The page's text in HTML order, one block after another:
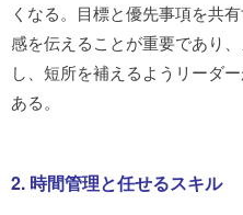
くなる。目標と優先事項を共
感を伝えることが重要であり
し、短所を補えるようリーダ
ある。
2. 時間管理と任せるスキル